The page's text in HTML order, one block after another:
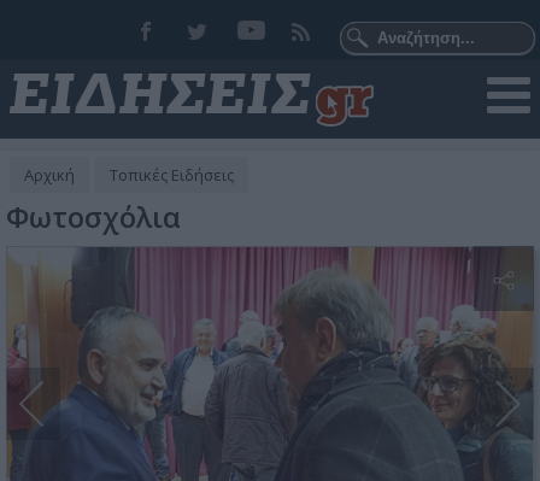
Αρχική Τοπικές Ειδήσεις
Φωτοσχόλια